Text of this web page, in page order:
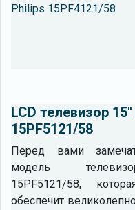
Philips 15PF4121/58
LCD телевизор
15PF5121/58
Перед вами
модель
15PF5121/58,
обеспечит